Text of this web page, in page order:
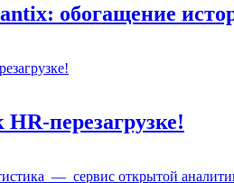
обогащение
перезагрузке!